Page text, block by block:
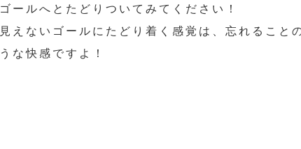
ゴールへとたどりついてみてください！
見えないゴールにたどり着く感覚は、忘れること
うな快感ですよ！